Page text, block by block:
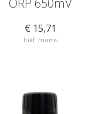
€ 15,71
Inkl. moms